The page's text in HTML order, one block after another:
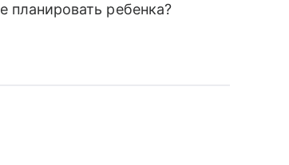
планировать ребенка?